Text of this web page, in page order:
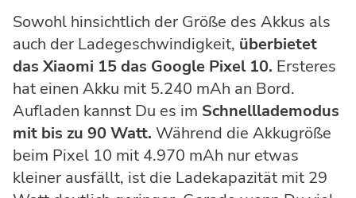
Sowohl hinsichtlich der Größe des Akkus als
auch der Ladegeschwindigkeit, überbietet
das Xiaomi 15 das Google Pixel 10. Ersteres
hat einen Akku mit 5.240 mAh an Bord.
Aufladen kannst Du es im Schnelllademodus
mit bis zu 90 Watt. Während die Akkugröße
beim Pixel 10 mit 4.970 mAh nur etwas
kleiner ausfällt, ist die Ladekapazität mit 29